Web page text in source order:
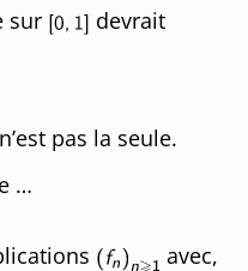
sur
devrait
pas la seule.
…
avec,